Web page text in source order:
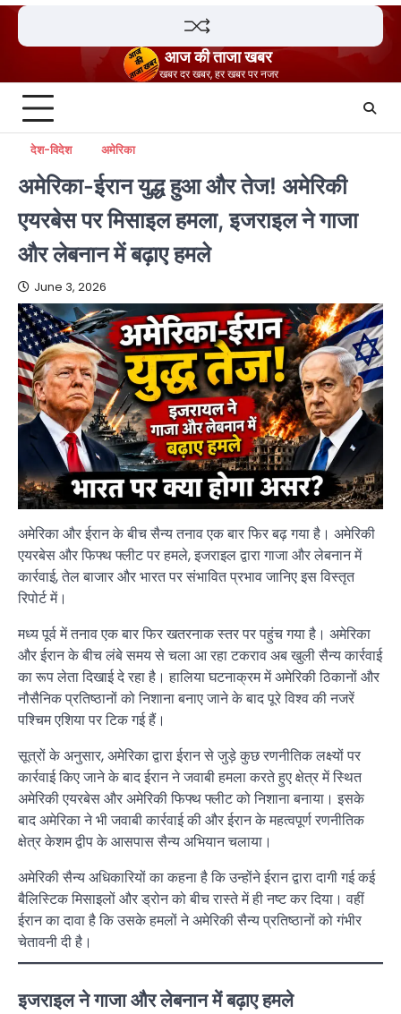
Skip
content
आज की ताजा खबर
खबर दर खबर, हर खबर पर नजर
देश-विदेश अमेरिका
अमेरिका-ईरान युद्ध हुआ और तेज! अमेरिकी
एयरबेस पर मिसाइल हमला, इजराइल ने गाजा
और लेबनान में बढ़ाए हमले
June 3, 2026
अमेरिका और ईरान के बीच सैन्य तनाव एक बार फिर बढ़ गया है। अमेरिकी
एयरबेस और फिफ्थ फ्लीट पर हमले, इजराइल द्वारा गाजा और लेबनान में
कार्रवाई, तेल बाजार और भारत पर संभावित प्रभाव जानिए इस विस्तृत
रिपोर्ट में।
मध्य पूर्व में तनाव एक बार फिर खतरनाक स्तर पर पहुंच गया है। अमेरिका
और ईरान के बीच लंबे समय से चला आ रहा टकराव अब खुली सैन्य कार्रवाई
का रूप लेता दिखाई दे रहा है। हालिया घटनाक्रम में अमेरिकी ठिकानों और
नौसैनिक प्रतिष्ठानों को निशाना बनाए जाने के बाद पूरे विश्व की नजरें
पश्चिम एशिया पर टिक गई हैं।
सूत्रों के अनुसार, अमेरिका द्वारा ईरान से जुड़े कुछ रणनीतिक लक्ष्यों पर
कार्रवाई किए जाने के बाद ईरान ने जवाबी हमला करते हुए क्षेत्र में स्थित
अमेरिकी एयरबेस और अमेरिकी फिफ्थ फ्लीट को निशाना बनाया। इसके
बाद अमेरिका ने भी जवाबी कार्रवाई की और ईरान के महत्वपूर्ण रणनीतिक
क्षेत्र केशम द्वीप के आसपास सैन्य अभियान चलाया।
अमेरिकी सैन्य अधिकारियों का कहना है कि उन्होंने ईरान द्वारा दागी गई कई
बैलिस्टिक मिसाइलों और ड्रोन को बीच रास्ते में ही नष्ट कर दिया। वहीं
ईरान का दावा है कि उसके हमलों ने अमेरिकी सैन्य प्रतिष्ठानों को गंभीर
चेतावनी दी है।
इजराइल ने गाजा और लेबनान में बढ़ाए हमले